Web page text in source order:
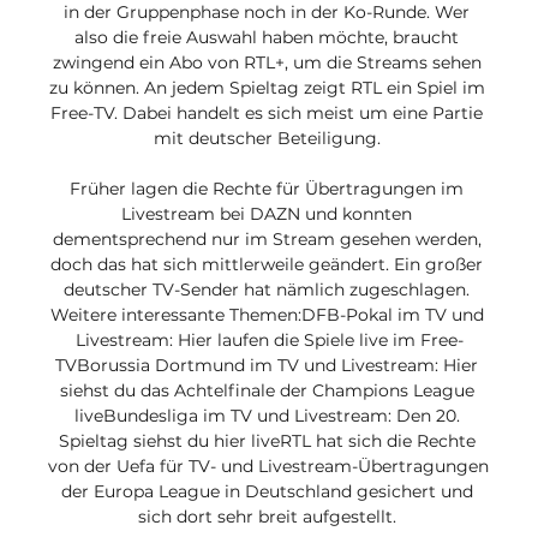
in der Gruppenphase noch in der Ko-Runde. Wer
also die freie Auswahl haben möchte, braucht
zwingend ein Abo von RTL+, um die Streams sehen
zu können. An jedem Spieltag zeigt RTL ein Spiel im
Free-TV. Dabei handelt es sich meist um eine Partie
mit deutscher Beteiligung.
Früher lagen die Rechte für Übertragungen im
Livestream bei DAZN und konnten
dementsprechend nur im Stream gesehen werden,
doch das hat sich mittlerweile geändert. Ein großer
deutscher TV-Sender hat nämlich zugeschlagen.
Weitere interessante Themen:DFB-Pokal im TV und
Livestream: Hier laufen die Spiele live im Free-
TVBorussia Dortmund im TV und Livestream: Hier
siehst du das Achtelfinale der Champions League
liveBundesliga im TV und Livestream: Den 20.
Spieltag siehst du hier liveRTL hat sich die Rechte
von der Uefa für TV- und Livestream-Übertragungen
der Europa League in Deutschland gesichert und
sich dort sehr breit aufgestellt.